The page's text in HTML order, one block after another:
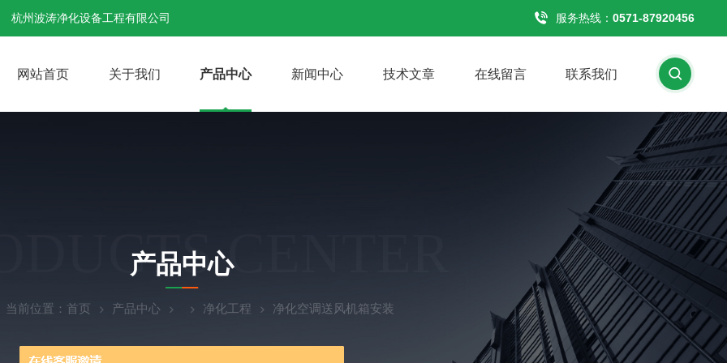
杭州波涛净化设备工程有限公司 服务热线： 0571-87920456
网站首页 关于我们 产品中心 新闻中心 技术文章 在线留言 联系我们
CENTER
产品中心
当前位置： 首页 产品中心 净化工程 净化空调送风机箱安装